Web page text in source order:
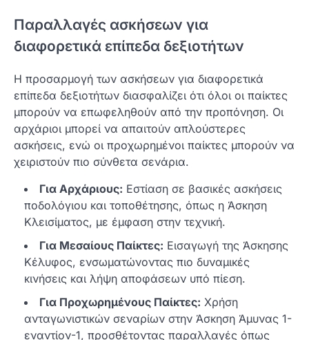
Παραλλαγές ασκήσεων για
διαφορετικά επίπεδα δεξιοτήτων
Η προσαρμογή των ασκήσεων για διαφορετικά
επίπεδα δεξιοτήτων διασφαλίζει ότι όλοι οι παίκτες
μπορούν να επωφεληθούν από την προπόνηση. Οι
αρχάριοι μπορεί να απαιτούν απλούστερες
ασκήσεις, ενώ οι προχωρημένοι παίκτες μπορούν να
χειριστούν πιο σύνθετα σενάρια.
Για Αρχάριους: Εστίαση σε βασικές ασκήσεις
ποδολόγιου και τοποθέτησης, όπως η Άσκηση
Κλεισίματος, με έμφαση στην τεχνική.
Για Μεσαίους Παίκτες: Εισαγωγή της Άσκησης
Κέλυφος, ενσωματώνοντας πιο δυναμικές
κινήσεις και λήψη αποφάσεων υπό πίεση.
Για Προχωρημένους Παίκτες: Χρήση
ανταγωνιστικών σεναρίων στην Άσκηση Άμυνας 1-
εναντίον-1, προσθέτοντας παραλλαγές όπως